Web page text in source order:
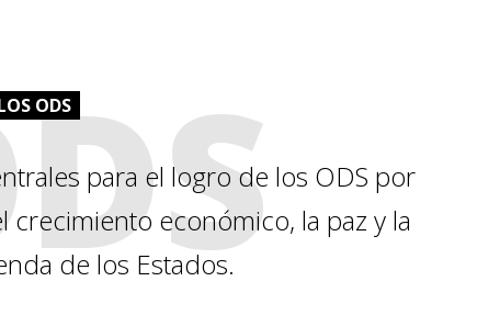
ODS
para el logro de los ODS por
económico, la paz y la
de los Estados.